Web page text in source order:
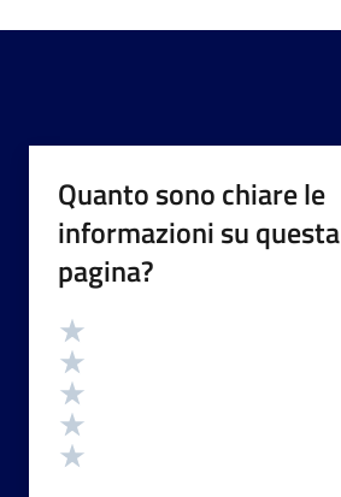
Quanto sono chiare le
informazioni su questa
pagina?
Valutazione